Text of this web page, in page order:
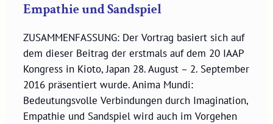
Empathie und Sandspiel
ZUSAMMENFASSUNG: Der Vortrag basiert sich auf
dem dieser Beitrag der erstmals auf dem 20 IAAP
Kongress in Kioto, Japan 28. August – 2. September
2016 präsentiert wurde. Anima Mundi:
Bedeutungsvolle Verbindungen durch Imagination,
Empathie und Sandspiel wird auch im Vorgehen